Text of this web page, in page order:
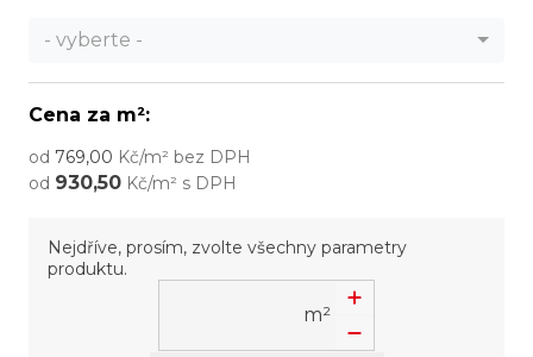
- vyberte -
Cena za m²:
od 769,00 Kč/m² bez DPH
od 930,50 Kč/m² s DPH
Nejdříve, prosím, zvolte všechny parametry
produktu.
m²